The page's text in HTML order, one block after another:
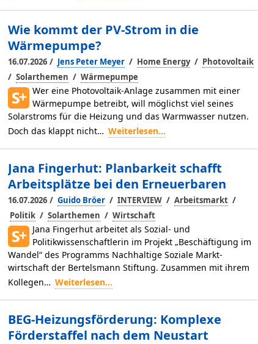
Wie kommt der PV-Strom in die
Wärmepumpe?
16.07.2026 / Jens Peter Meyer / Home Energy / Photovoltaik
/ Solarthemen / Wärmepumpe
Wer eine Photovoltaik-Anlage zusammen mit einer
Wärmepumpe betreibt, will möglichst viel seines
Solarstroms für die Heizung und das Warmwasser nutzen.
Doch das klappt nicht… Weiterlesen...
Jana Fingerhut: Planbarkeit schafft
Arbeitsplätze bei den Erneuerbaren
16.07.2026 / Guido Bröer / INTERVIEW / Arbeitsmarkt /
Politik / Solarthemen / Wirtschaft
Jana Fingerhut arbeitet als Sozial- und
Politikwissenschaftlerin im Projekt „Beschäftigung im
Wandel“ des Programms Nachhaltige Soziale Markt­
wirtschaft der Bertelsmann Stiftung. Zusammen mit ihrem
Kollegen… Weiterlesen...
BEG-Heizungsförderung: Komplexe
Förderstaffel nach dem Neustart